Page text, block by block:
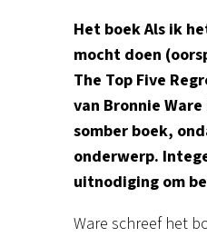
Het boek Als ik
mocht doen
The Top Five
van Bronnie
somber boek,
onderwerp.
uitnodiging om
Ware schreef het